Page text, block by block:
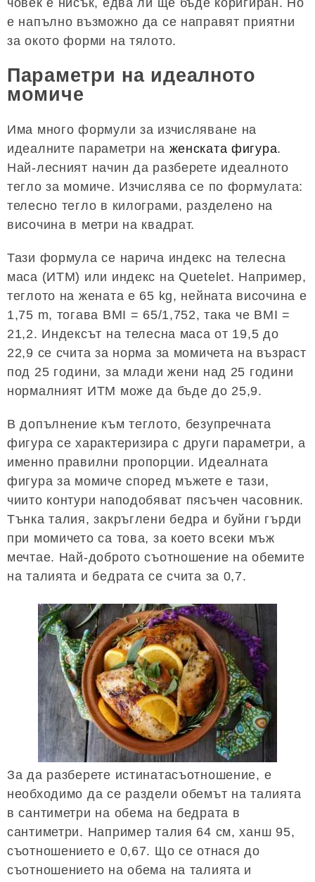
е напълно възможно да се направят приятни
за окото форми на тялото.
Параметри на идеалното
момиче
Има много формули за изчисляване на
идеалните параметри на женската фигура.
Най-лесният начин да разберете идеалното
тегло за момиче. Изчислява се по формулата:
телесно тегло в килограми, разделено на
височина в метри на квадрат.
Тази формула се нарича индекс на телесна
маса (ИТМ) или индекс на Quetelet. Например,
теглото на жената е 65 kg, нейната височина е
1,75 m, тогава BMI = 65/1,752, така че BMI =
21,2. Индексът на телесна маса от 19,5 до
22,9 се счита за норма за момичета на възраст
под 25 години, за млади жени над 25 години
нормалният ИТМ може да бъде до 25,9.
В допълнение към теглото, безупречната
фигура се характеризира с други параметри, а
именно правилни пропорции. Идеалната
фигура за момиче според мъжете е тази,
чиито контури наподобяват пясъчен часовник.
Тънка талия, закръглени бедра и буйни гърди
при момичето са това, за което всеки мъж
мечтае. Най-доброто съотношение на обемите
на талията и бедрата се счита за 0,7.
За да разберете истинатасъотношение, е
необходимо да се раздели обемът на талията
в сантиметри на обема на бедрата в
сантиметри. Например талия 64 см, ханш 95,
съотношението е 0,67. Що се отнася до
съотношението на обема на талията и